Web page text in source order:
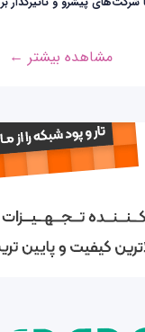
مشاهده بیشتر ←